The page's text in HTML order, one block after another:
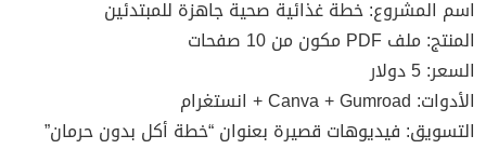
اسم المشروع: خطة غذائية صحية جاهزة للمبتدئين
المنتج: ملف PDF مكون من 10 صفحات
السعر: 5 دولار
الأدوات: Canva + Gumroad + انستغرام
التسويق: فيديوهات قصيرة بعنوان “خطة أكل بدون حرمان”